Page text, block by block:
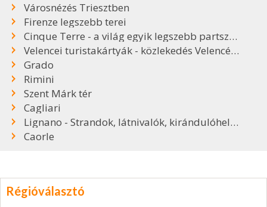
Városnézés Triesztben
Firenze legszebb terei
Cinque Terre - a világ egyik legszebb partszakasza
Velencei turistakártyák - közlekedés Velencében
Grado
Rimini
Szent Márk tér
Cagliari
Lignano - Strandok, látnivalók, kirándulóhelyek
Caorle
Régióválasztó